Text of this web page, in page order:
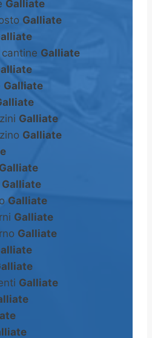
Galliate
Galliate
Galliate
Galliate
Galliate
Galliate
Galliate
Galliate
Galliate
Galliate
Galliate
Galliate